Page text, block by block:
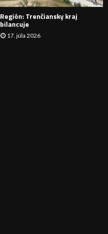
E
Región: Trenčiansky kraj
bilancuje
17. júla 2026